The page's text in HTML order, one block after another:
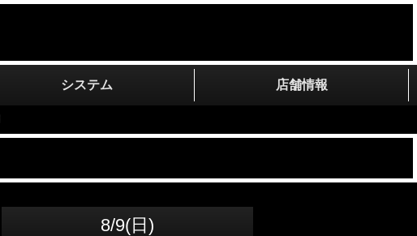
システム 店舗情報
8/9(日)